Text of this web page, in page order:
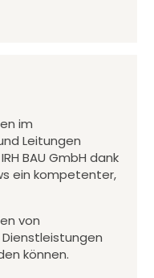
im
Leitungen
BAU GmbH dank
ein kompetenter,
von
können.